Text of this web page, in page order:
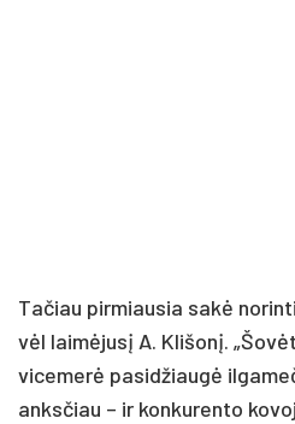
Tačiau pirmiausia sakė
vėl laimėjusį A. Klišonį.
vicemerė pasidžiaugė
anksčiau – ir konkurento